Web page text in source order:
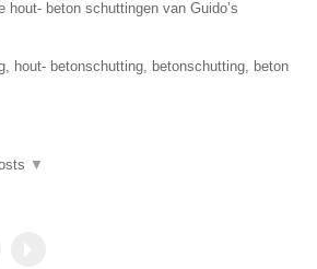
hout- beton schuttingen van Guido’s
hout- betonschutting, betonschutting, beton
▼